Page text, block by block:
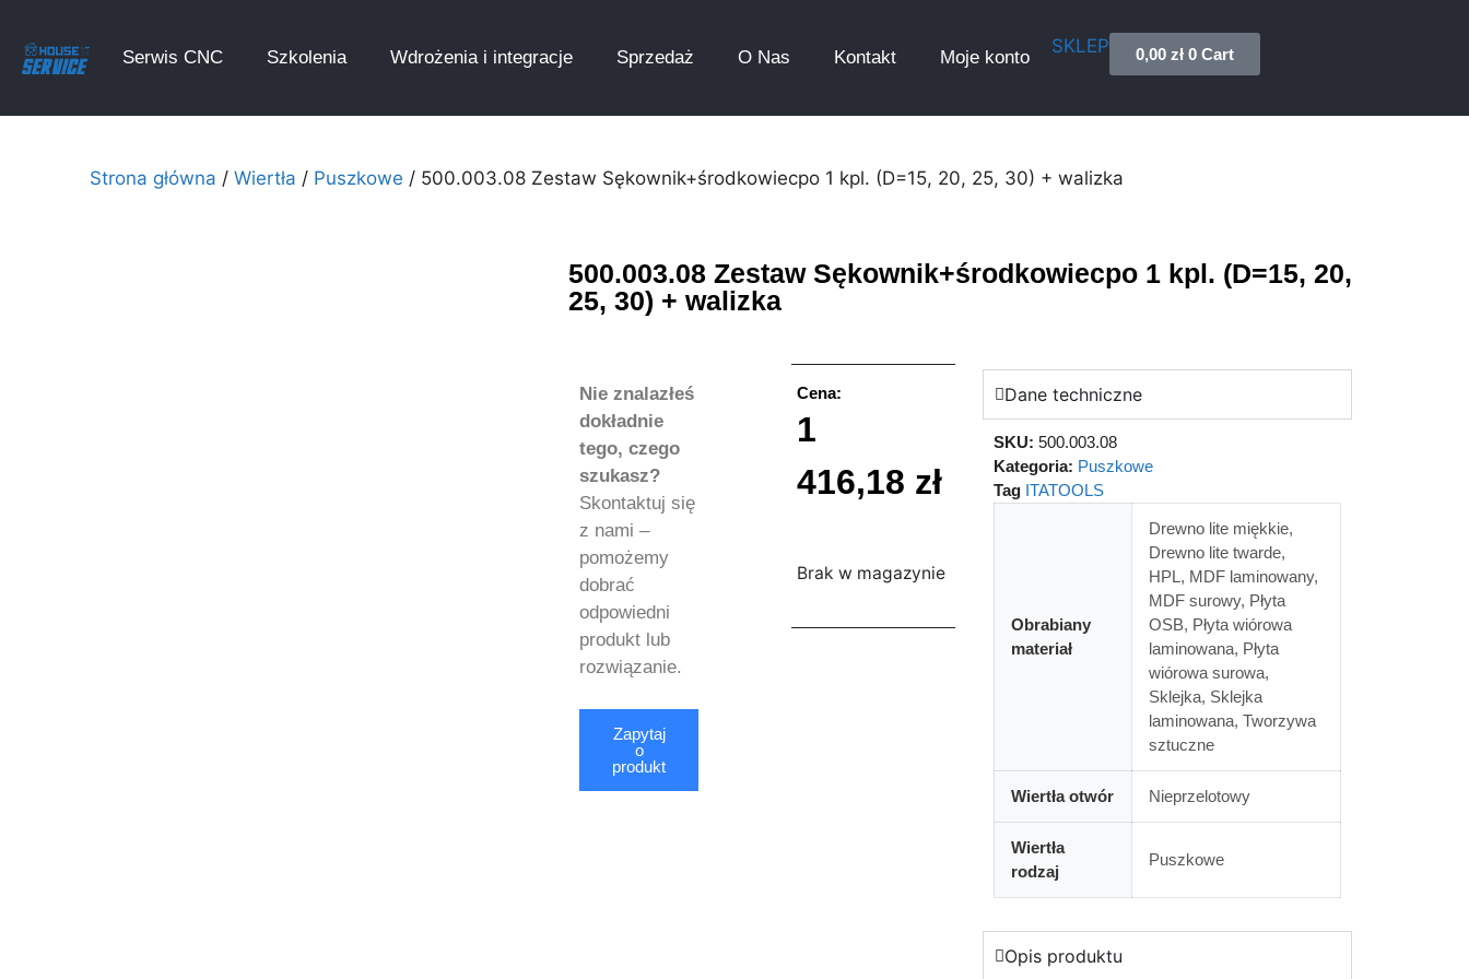
Serwis CNC Szkolenia Wdrożenia i integracje Sprzedaż O Nas Kontakt Moje konto
SKLEP 0,00 zł 0 Cart
Strona główna / Wiertła / Puszkowe / 500.003.08 Zestaw Sękownik+środkowiecpo 1 kpl. (D=15, 20, 25, 30) + walizka
500.003.08 Zestaw Sękownik+środkowiecpo 1 kpl. (D=15, 20,
25, 30) + walizka
Nie znalazłeś
dokładnie
tego, czego
szukasz?
Skontaktuj się
z nami –
pomożemy
dobrać
odpowiedni
produkt lub
rozwiązanie.
Zapytaj
o
produkt
Cena:
1
416,18 zł
Brak w magazynie
Dane techniczne
SKU: 500.003.08
Kategoria: Puszkowe
Tag ITATOOLS
Obrabiany
materiał
Drewno lite miękkie,
Drewno lite twarde,
HPL, MDF laminowany,
MDF surowy, Płyta
OSB, Płyta wiórowa
laminowana, Płyta
wiórowa surowa,
Sklejka, Sklejka
laminowana, Tworzywa
sztuczne
Wiertła otwór Nieprzelotowy
Wiertła
rodzaj
Puszkowe
Opis produktu